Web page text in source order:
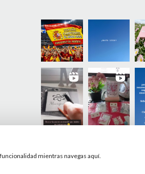
mientras navegas aquí.